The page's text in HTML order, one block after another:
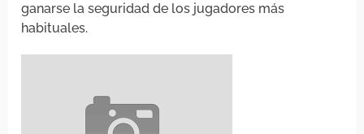
ganarse la seguridad de los jugadores más
habituales.